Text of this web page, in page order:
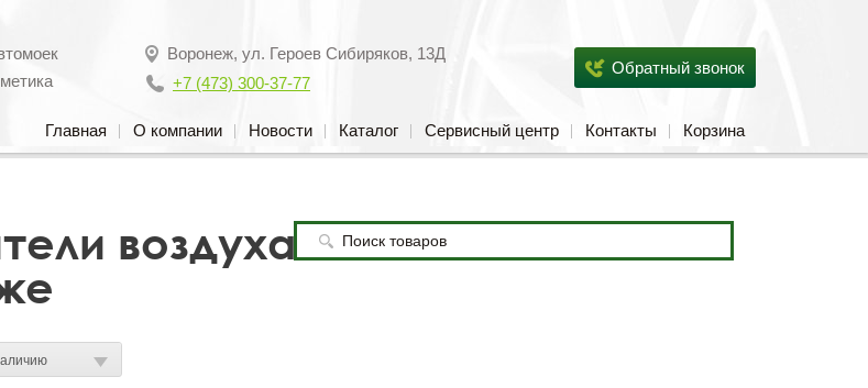
Воронеж, ул. Героев Сибиряков, 13Д
+7 (473) 300-37-77
Обратный звонок
Главная О компании Новости Каталог Сервисный центр Контакты Корзина
воздуха в